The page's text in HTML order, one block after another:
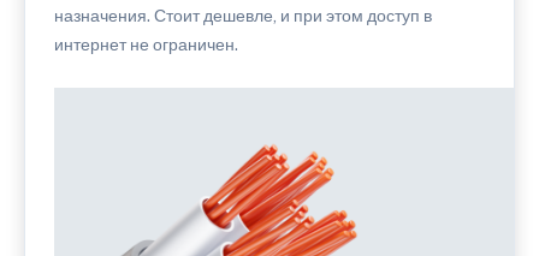
назначения. Стоит дешевле, и при этом доступ в
интернет не ограничен.